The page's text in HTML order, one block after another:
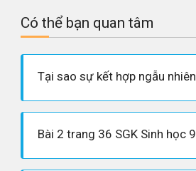
Có thể bạn quan tâm
Bài 2 trang 36 SGK Sinh học 9